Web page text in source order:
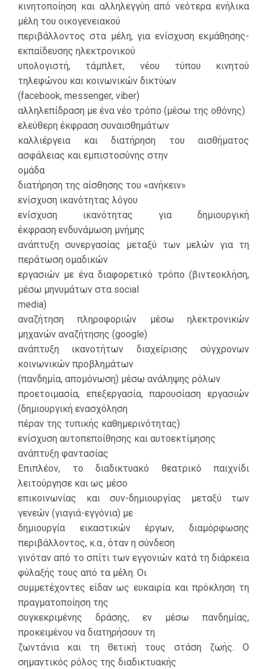
κινητοποίηση και αλληλεγγύη από νεότερα ενήλικα
μέλη του οικογενειακού
περιβάλλοντος στα μέλη, για ενίσχυση εκμάθησης-
εκπαίδευσης ηλεκτρονικού
υπολογιστή, τάμπλετ, νέου τύπου κινητού
τηλεφώνου και κοινωνικών δικτύων
(facebook, messenger, viber)
αλληλεπίδραση με ένα νέο τρόπο (μέσω της οθόνης)
ελεύθερη έκφραση συναισθημάτων
καλλιέργεια και διατήρηση του αισθήματος
ασφάλειας και εμπιστοσύνης στην
ομάδα
διατήρηση της αίσθησης του «ανήκειν»
ενίσχυση ικανότητας λόγου
ενίσχυση ικανότητας για δημιουργική
έκφραση ενδυνάμωση μνήμης
ανάπτυξη συνεργασίας μεταξύ των μελών για τη
περάτωση ομαδικών
εργασιών με ένα διαφορετικό τρόπο (βιντεοκλήση,
μέσω μηνυμάτων στα social
media)
αναζήτηση πληροφοριών μέσω ηλεκτρονικών
μηχανών αναζήτησης (google)
ανάπτυξη ικανοτήτων διαχείρισης σύγχρονων
κοινωνικών προβλημάτων
(πανδημία, απομόνωση) μέσω ανάληψης ρόλων
προετοιμασία, επεξεργασία, παρουσίαση εργασιών
(δημιουργική ενασχόληση
πέραν της τυπικής καθημερινότητας)
ενίσχυση αυτοπεποίθησης και αυτοεκτίμησης
ανάπτυξη φαντασίας
Επιπλέον, το διαδικτυακό θεατρικό παιχνίδι
λειτούργησε και ως μέσο
επικοινωνίας και συν-δημιουργίας μεταξύ των
γενεών (γιαγιά-εγγόνια) με
δημιουργία εικαστικών έργων, διαμόρφωσης
περιβάλλοντος, κ.α., όταν η σύνδεση
γινόταν από το σπίτι των εγγονιών κατά τη διάρκεια
φύλαξής τους από τα μέλη. Οι
συμμετέχοντες είδαν ως ευκαιρία και πρόκληση τη
πραγματοποίηση της
συγκεκριμένης δράσης, εν μέσω πανδημίας,
προκειμένου να διατηρήσουν τη
ζωντάνια και τη θετική τους στάση ζωής. Ο
σημαντικός ρόλος της διαδικτυακής